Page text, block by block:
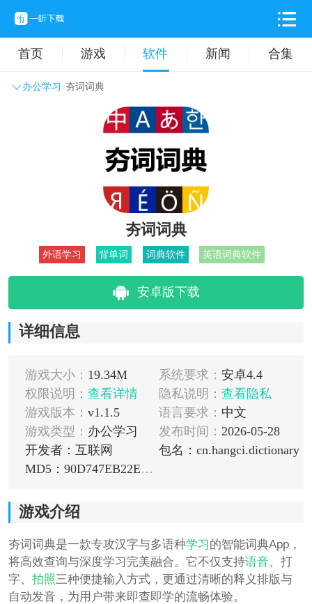
首页 游戏 软件 新闻 合集
办公学习 夯词词典
主题壁纸 旅游出行
拍摄美化 时尚购物
夯词词典
外语学习 背单词 词典软件 英语词典软件
安卓版下载
详细信息
游戏大小： 19.34M 系统要求： 安卓4.4
权限说明： 查看详情 隐私说明： 查看隐私
游戏版本： v1.1.5 语言要求： 中文
游戏类型： 办公学习 发布时间： 2026-05-28
开发者：互联网
包名：cn.hangci.dictionary
MD5：90D747EB22E4962115A9BE32373A0CF8
游戏介绍
夯词词典是一款专攻汉字与多语种学习的智能词典App，
将高效查询与深度学习完美融合。它不仅支持语音、打
字、 拍照三种便捷输入方式，更通过清晰的释义排版与
自动发音，为用户带来即查即学的流畅体验。